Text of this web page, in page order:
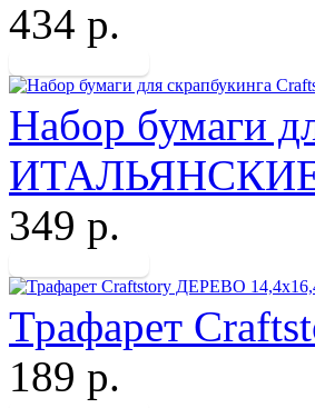
434 р.
Набор бумаги
349 р.
Трафарет
189 р.